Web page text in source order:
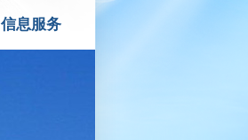
信息服务